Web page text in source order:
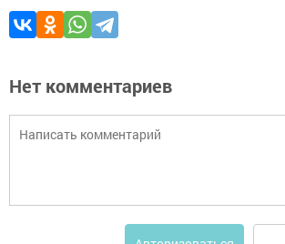
Нет комментариев